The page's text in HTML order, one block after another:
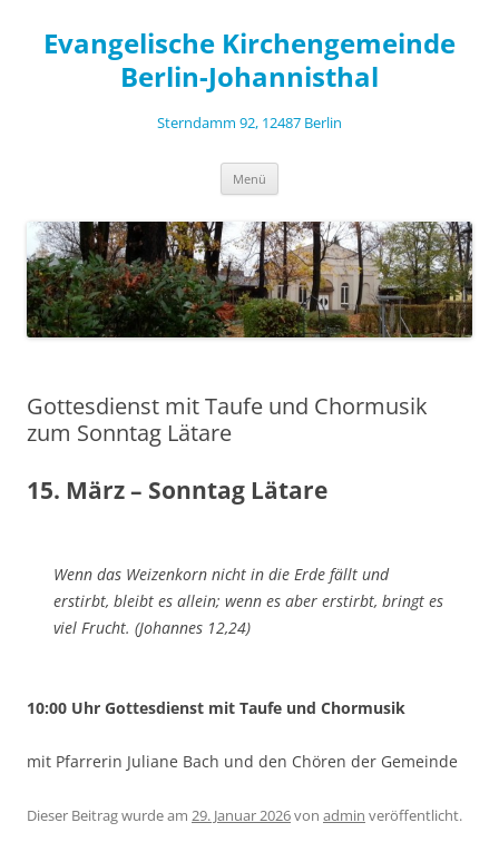
springen
Evangelische Kirchengemeinde
Berlin-Johannisthal
Sterndamm 92, 12487 Berlin
Menü
Gottesdienst mit Taufe und Chormusik
zum Sonntag Lätare
15. März – Sonntag Lätare
Wenn das Weizenkorn nicht in die Erde fällt und
erstirbt, bleibt es allein; wenn es aber erstirbt, bringt es
viel Frucht. (Johannes 12,24)
10:00 Uhr Gottesdienst mit Taufe und Chormusik
mit Pfarrerin Juliane Bach und den Chören der Gemeinde
Dieser Beitrag wurde am 29. Januar 2026von admin veröffentlicht.